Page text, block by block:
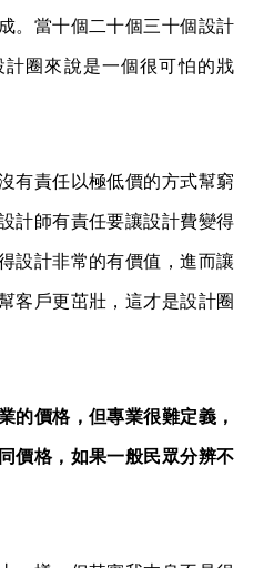
。當十個二十個三十個設計
圈來說是一個很可怕的戕
有責任以極低價的方式幫窮
計師有責任要讓設計費變得
設計非常的有價值，進而讓
客戶更茁壯，這才是設計圈
的價格，但專業很難定義，
價格，如果一般民眾分辨不